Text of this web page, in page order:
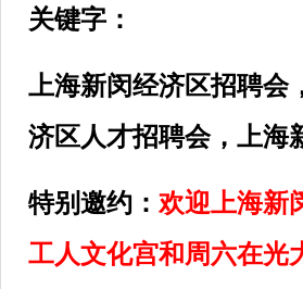
关键字：
上海新闵经济区招聘会
济区人才招聘会，上海
特别邀约： 欢迎上海新
工人文化宫和周六在光